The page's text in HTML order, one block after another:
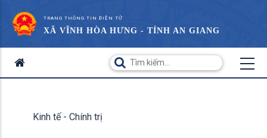
TRANG THÔNG TIN ĐIỆN TỬ
XÃ VĨNH HÒA HƯNG - TỈNH AN GIANG
Kinh tế - Chính trị